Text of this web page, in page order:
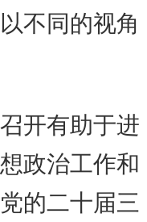
不同的视角
开有助于进
政治工作和
的二十届三